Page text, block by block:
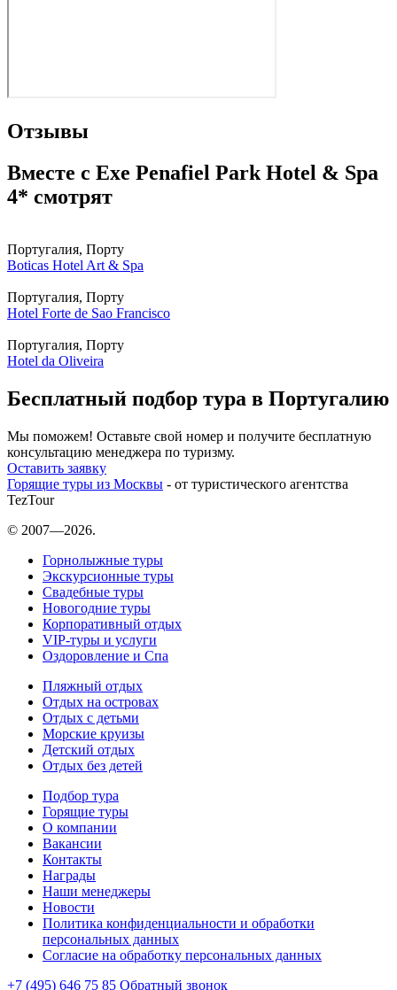
Отзывы
Вместе с Exe Penafiel Park Hotel & Spa
4* смотрят
Португалия, Порту
Boticas Hotel Art & Spa
Португалия, Порту
Hotel Forte de Sao Francisco
Португалия, Порту
Hotel da Oliveira
Бесплатный подбор тура в Португалию
Мы поможем! Оставьте свой номер и получите бесплатную
консультацию менеджера по туризму.
Оставить заявку
Горящие туры из Москвы - от туристического агентства
TezTour
© 2007—2026.
Горнолыжные туры
Экскурсионные туры
Свадебные туры
Новогодние туры
Корпоративный отдых
VIP-туры и услуги
Оздоровление и Спа
Пляжный отдых
Отдых на островах
Отдых с детьми
Морские круизы
Детский отдых
Отдых без детей
Подбор тура
Горящие туры
О компании
Вакансии
Контакты
Награды
Наши менеджеры
Новости
Политика конфиденциальности и обработки
персональных данных
Согласие на обработку персональных данных
+7 (495) 646 75 85 Обратный звонок